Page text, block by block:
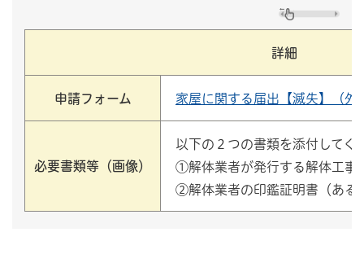
詳細
申請フォーム 家屋に関する届出【滅失】（外
必要書類等（画像）
以下の２つの書類を添付してく
①解体業者が発行する解体工事
②解体業者の印鑑証明書（ある